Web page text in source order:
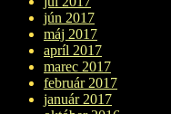
jún 2017
máj 2017
apríl 2017
marec 2017
február 2017
január 2017